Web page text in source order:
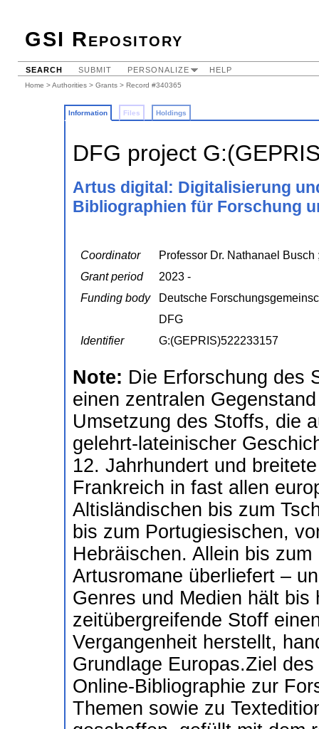
GSI Repository
SEARCH SUBMIT PERSONALIZE HELP
Home >Authorities > Grants > Record #340365
Information Files Holdings
DFG project
Artus digital: Digitalisierung
Bibliographien für Forschung
Coordinator
Professor Dr. Nathanael
Grant period
2023 -
Funding body
Deutsche
DFG
Identifier
G:(GEPRIS)522233157
Note: Die Erforschung des
einen zentralen
Umsetzung des Stoffs, die
gelehrt-lateinischer
12. Jahrhundert und
Frankreich in fast allen
Altisländischen bis zum
bis zum Portugiesischen,
Hebräischen. Allein bis
Artusromane überliefert –
Genres und Medien hält
zeitübergreifende Stoff
Vergangenheit herstellt,
Grundlage Europas.Ziel
Online-Bibliographie zur
Themen sowie zu